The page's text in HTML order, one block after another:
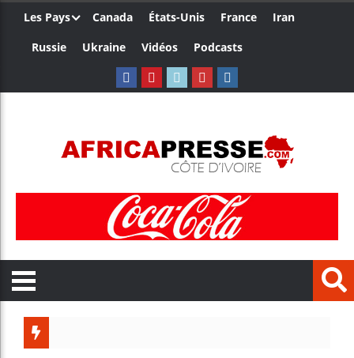
Les Pays Canada États-Unis France
Iran
Russie
Ukraine Vidéos Podcasts